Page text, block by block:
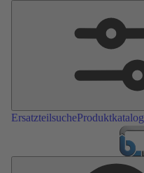
ErsatzteilsucheProduktkatalog